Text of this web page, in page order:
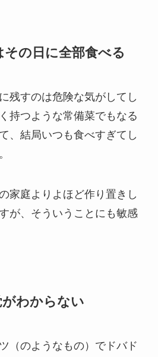
その日に全部食べる
残すのは危険な気がしてし
持つような常備菜でもなる
、結局いつも食べすぎてし
家庭よりよほど作り置きし
が、そういうことにも敏感
がわからない
（のようなもの）でドバド